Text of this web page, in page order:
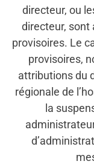
directeur, ou
directeur, sont
provisoires. Le
provisoires,
attributions du
régionale de
la